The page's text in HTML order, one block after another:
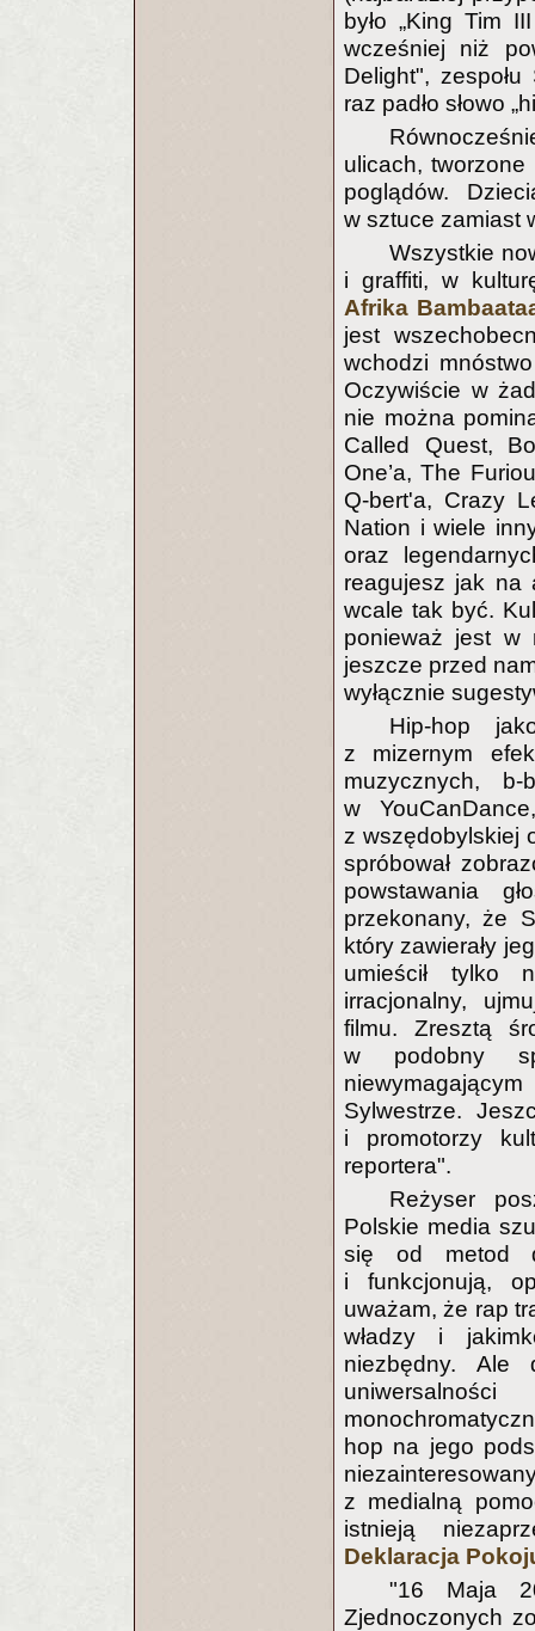
było „King Tim
wcześniej niż
Delight",
raz padło słowo
ulicach, tworzone
poglądów.
w sztuce zamiast
Wszystkie
i graffiti, w
Afrika
jest
wchodzi
Oczywiście w
nie można
Called Quest,
One’a, The
Q-bert'a, Crazy
Nation i wiele
oraz
reagujesz jak na
wcale tak być.
ponieważ jest w
jeszcze przed
wyłącznie
Hip-hop
z mizernym
muzycznych,
w
z wszędobylskiej
spróbował
powstawania
przekonany, że
który zawierały
umieścił tylko
irracjonalny,
filmu. Zresztą
w podobny
Sylwestrze.
i promotorzy
reportera".
Reżyser
Polskie media
się od metod
i funkcjonują,
uważam, że rap
władzy i
niezbędny. Ale
hop na jego
z medialną
istnieją
Deklaracja
"16 Maja
Zjednoczonych